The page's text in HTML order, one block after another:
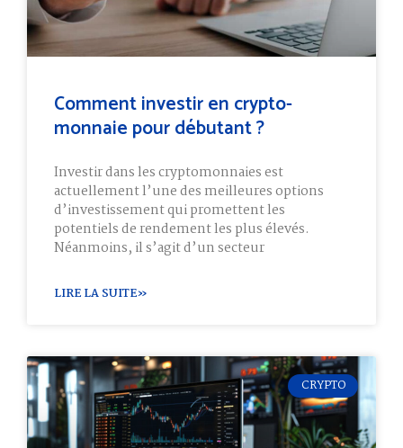
Comment investir en crypto-
monnaie pour débutant ?
Investir dans les cryptomonnaies est
actuellement l’une des meilleures options
d’investissement qui promettent les
potentiels de rendement les plus élevés.
Néanmoins, il s’agit d’un secteur
LIRE LA SUITE»
CRYPTO